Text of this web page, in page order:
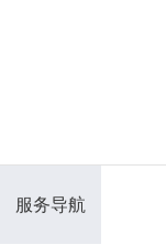
服务导航